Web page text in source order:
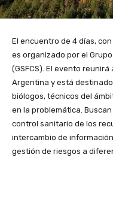
El encuentro de 4 días,
es organizado por el
(GSFCS). El evento
Argentina y está
biólogos, técnicos del
en la problemática.
control sanitario de los
intercambio de
gestión de riesgos a